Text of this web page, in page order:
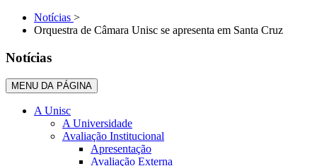
Notícias >
Orquestra de Câmara Unisc se apresenta em Santa Cruz
Notícias
MENU DA PÁGINA
A Unisc
A Universidade
Avaliação Institucional
Apresentação
Avaliação Externa